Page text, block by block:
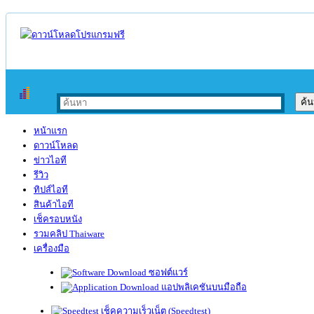
หน้าแรก
ดาวน์โหลด
ข่าวไอที
รีวิว
ทิปส์ไอที
สินค้าไอที
เช็ครอบหนัง
รวมคลิป Thaiware
เครื่องมือ
ซอฟต์แวร์
แอปพลิเคชันบนมือถือ
เช็คความเร็วเน็ต (Speedtest)